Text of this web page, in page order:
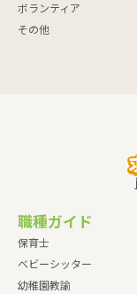
ボランティア
その他
職種ガイド
保育士
ベビーシッター
幼稚園教諭